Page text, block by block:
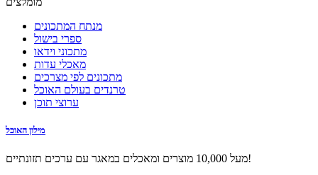
מנתח המתכונים
ספרי בישול
מתכוני וידאו
מאכלי עדות
מתכונים לפי מצרכים
טרנדים בעולם האוכל
ערוצי תוכן
מילון האוכל
מעל 10,000 מוצרים ומאכלים במאגר עם ערכים תזונתיים!